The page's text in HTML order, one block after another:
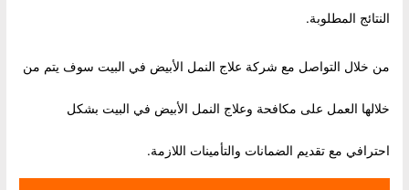
النتائج المطلوبة.
من خلال التواصل مع شركة علاج النمل الأبيض في البيت سوف يتم من
خلالها العمل على مكافحة وعلاج النمل الأبيض في البيت بشكل
احترافي مع تقديم الضمانات والتأمينات اللازمة.